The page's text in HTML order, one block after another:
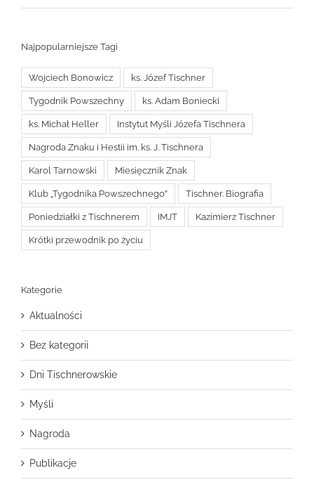
Najpopularniejsze Tagi
Wojciech Bonowicz ks. Józef Tischner
Tygodnik Powszechny ks. Adam Boniecki
ks. Michał Heller Instytut Myśli Józefa Tischnera
Nagroda Znaku i Hestii im. ks. J. Tischnera
Karol Tarnowski Miesięcznik Znak
Klub „Tygodnika Powszechnego” Tischner. Biografia
Poniedziałki z Tischnerem IMJT Kazimierz Tischner
Krótki przewodnik po życiu
Kategorie
Aktualności
Bez kategorii
Dni Tischnerowskie
Myśli
Nagroda
Publikacje